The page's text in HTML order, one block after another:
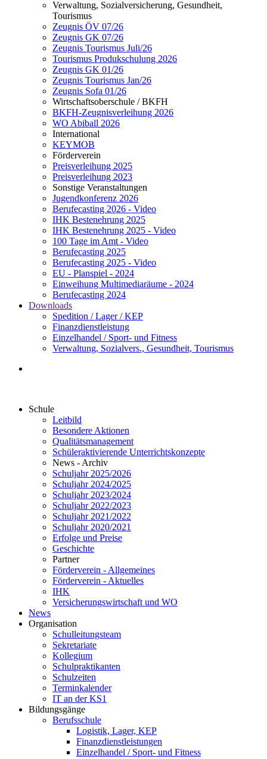
Verwaltung, Sozialversicherung, Gesundheit,
Tourismus
Zeugnis ÖV 07/26
Zeugnis GK 07/26
Zeugnis Tourismus Juli/26
Tourismus Produkschulung 2026
Zeugnis GK 01/26
Zeugnis Tourismus Jan/26
Zeugnis Sofa 01/26
Wirtschaftsoberschule / BKFH
BKFH-Zeugnisverleihung 2026
WO Abiball 2026
International
KEYMOB
Förderverein
Preisverleihung 2025
Preisverleihung 2023
Sonstige Veranstaltungen
Jugendkonferenz 2026
Berufecasting 2026 - Video
IHK Bestenehrung 2025
IHK Bestenehrung 2025 - Video
100 Tage im Amt - Video
Berufecasting 2025
Berufecasting 2025 - Video
EU - Planspiel - 2024
Einweihung Multimediaräume - 2024
Berufecasting 2024
Downloads
Spedition / Lager / KEP
Finanzdienstleistung
Einzelhandel / Sport- und Fitness
Verwaltung, Sozialvers., Gesundheit, Tourismus
Schule
Leitbild
Besondere Aktionen
Qualitätsmanagement
Schüleraktivierende Unterrichtskonzepte
News - Archiv
Schuljahr 2025/2026
Schuljahr 2024/2025
Schuljahr 2023/2024
Schuljahr 2022/2023
Schuljahr 2021/2022
Schuljahr 2020/2021
Erfolge und Preise
Geschichte
Partner
Förderverein - Allgemeines
Förderverein - Aktuelles
IHK
Versicherungswirtschaft und WO
News
Organisation
Schulleitungsteam
Sekretariate
Kollegium
Schulpraktikanten
Schulzeiten
Terminkalender
IT an der KS1
Bildungsgänge
Berufsschule
Logistik, Lager, KEP
Finanzdienstleistungen
Einzelhandel / Sport- und Fitness